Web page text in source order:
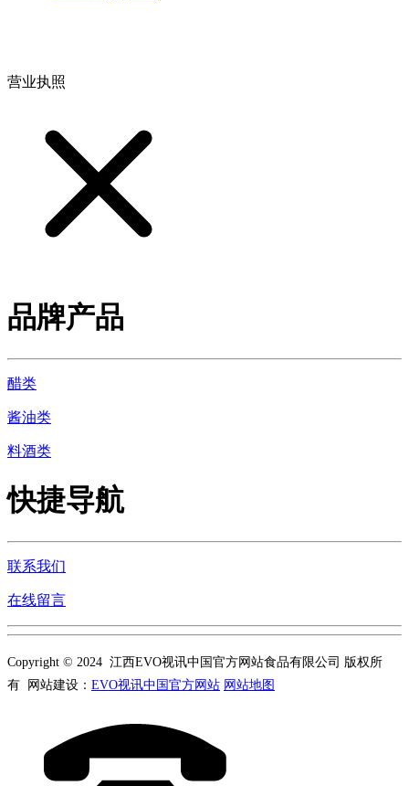
营业执照
品牌产品
醋类
酱油类
料酒类
快捷导航
联系我们
在线留言
Copyright © 2024 江西EVO视讯中国官方网站食品有限公司 版权所
有 网站建设： EVO视讯中国官方网站 网站地图